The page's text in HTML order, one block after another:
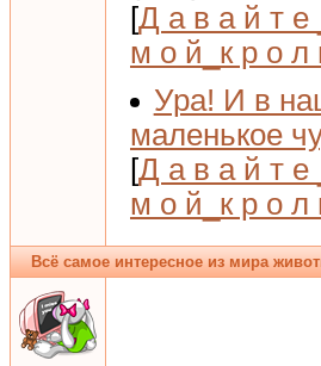
[Д а в а й т е
м о й_к р о л
Ура! И в
маленькое
[Д а в а й т е
м о й_к р о л
Всё самое интересное из мира